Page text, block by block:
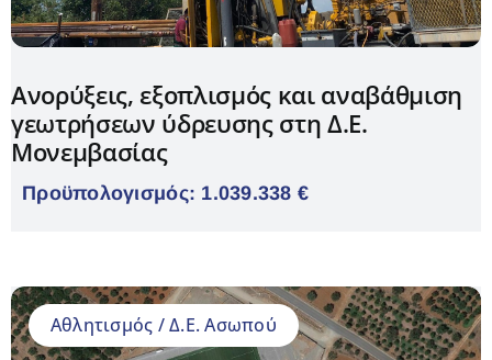
Ανορύξεις, εξοπλισμός και αναβάθμιση
γεωτρήσεων ύδρευσης στη Δ.Ε.
Μονεμβασίας
Προϋπολογισμός: 1.039.338 €
Αθλητισμός / Δ.Ε. Ασωπού